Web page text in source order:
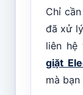
Chỉ
đã xử
liên hệ
giặt
mà